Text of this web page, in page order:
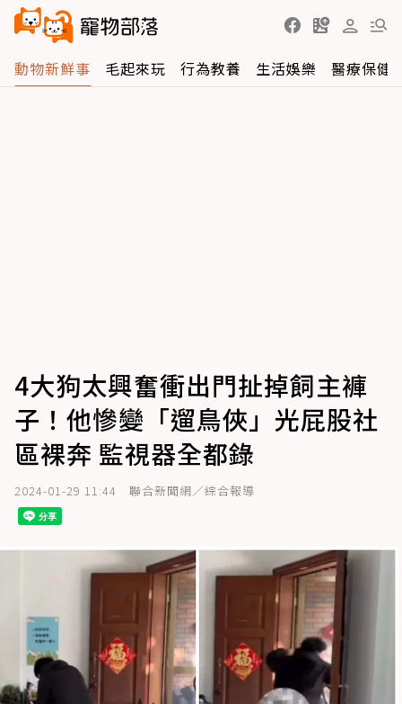
動物新鮮事 毛起來玩 行為教養 生活娛樂 醫療保健
4大狗太興奮衝出門扯掉飼主褲
子！他慘變「遛鳥俠」光屁股社
區裸奔 監視器全都錄
2024-01-29 11:44 聯合新聞網／綜合報導